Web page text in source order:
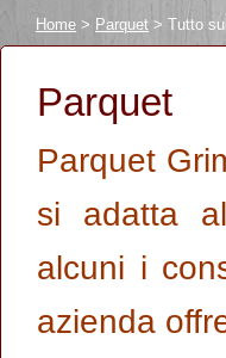
Home > Parquet > Tutto
Parquet
Parquet
si adatta
alcuni i
azienda